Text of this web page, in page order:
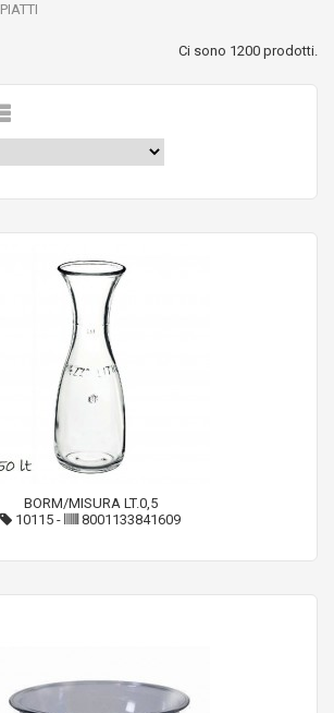
PIATTI
Ci sono 1200 prodotti.
BORM/MISURA LT.0,5
10115 - 8001133841609